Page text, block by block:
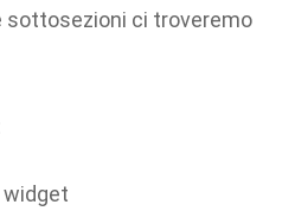
sottosezioni ci troveremo